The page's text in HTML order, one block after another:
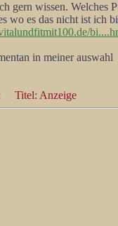
gern wissen. Welches
wo es das nicht ist ich
in meiner auswahl
Titel: Anzeige